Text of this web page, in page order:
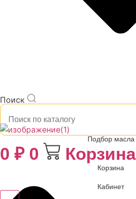
Поиск
Подбор масла
0 ₽ 0 Корзина
Корзина
Кабинет